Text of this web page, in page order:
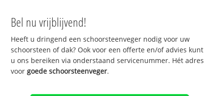
Bel nu vrijblijvend!
Heeft u dringend een schoorsteenveger nodig voor uw
schoorsteen of dak? Ook voor een offerte en/of advies kunt
u ons bereiken via onderstaand servicenummer. Hét adres
voor goede schoorsteenveger.